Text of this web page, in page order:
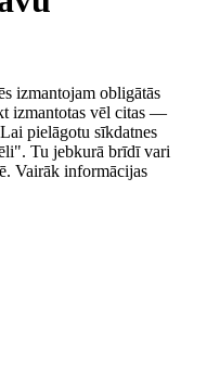
izmantojam obligātās
izmantotas vēl citas —
pielāgotu sīkdatnes
Tu jebkurā brīdī vari
Vairāk informācijas